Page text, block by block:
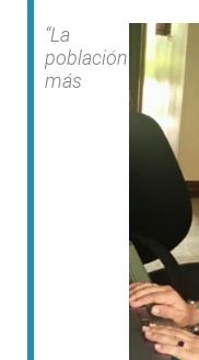
“La
población
más